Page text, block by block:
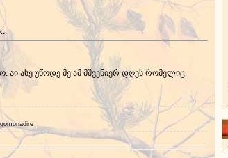
აი ასე უწოდე მე ამ მშვენიერ დღეს რომელიც